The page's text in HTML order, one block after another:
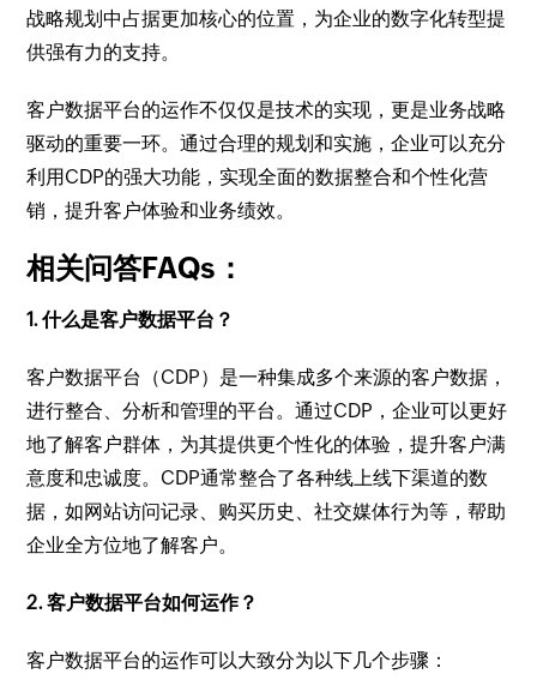
战略规划中占据更加核心的位置，为企业的数字化转型提
供强有力的支持。
客户数据平台的运作不仅仅是技术的实现，更是业务战略
驱动的重要一环。通过合理的规划和实施，企业可以充分
利用CDP的强大功能，实现全面的数据整合和个性化营
销，提升客户体验和业务绩效。
相关问答FAQs：
1. 什么是客户数据平台？
客户数据平台（CDP）是一种集成多个来源的客户数据，
进行整合、分析和管理的平台。通过CDP，企业可以更好
地了解客户群体，为其提供更个性化的体验，提升客户满
意度和忠诚度。CDP通常整合了各种线上线下渠道的数
据，如网站访问记录、购买历史、社交媒体行为等，帮助
企业全方位地了解客户。
2. 客户数据平台如何运作？
客户数据平台的运作可以大致分为以下几个步骤：